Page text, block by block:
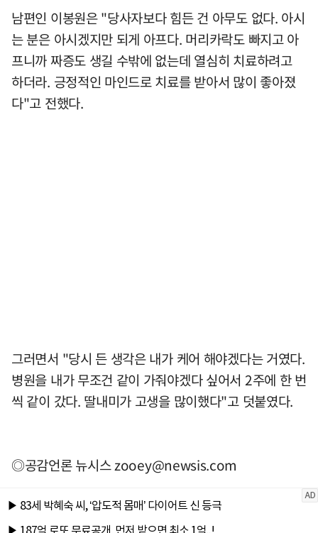
남편인 이봉원은 "당사자보다 힘든 건 아무도 없다. 아시
는 분은 아시겠지만 되게 아프다. 머리카락도 빠지고 아
프니까 짜증도 생길 수밖에 없는데 열심히 치료하려고
하더라. 긍정적인 마인드로 치료를 받아서 많이 좋아졌
다"고 전했다.
그러면서 "당시 든 생각은 내가 케어 해야겠다는 거였다.
병원을 내가 무조건 같이 가줘야겠다 싶어서 2주에 한 번
씩 같이 갔다. 딸내미가 고생을 많이했다"고 덧붙였다.
◎공감언론 뉴시스zooey@newsis.com